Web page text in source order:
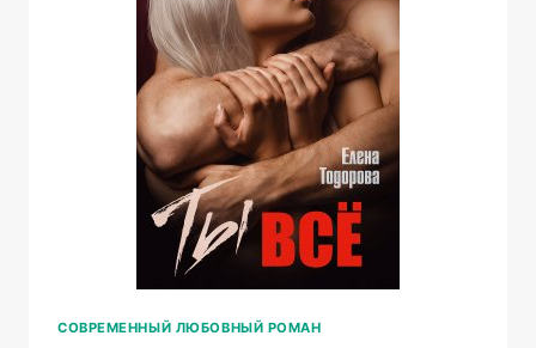
СОВРЕМЕННЫЙ ЛЮБОВНЫЙ РОМАН